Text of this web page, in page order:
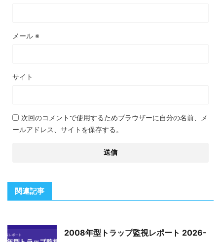
メール ※
サイト
次回のコメントで使用するためブラウザーに自分の名前、メ
ールアドレス、サイトを保存する。
関連記事
2008年型トラップ監視レポート 2026-